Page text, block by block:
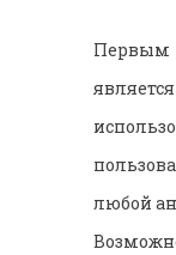
Первым
любой